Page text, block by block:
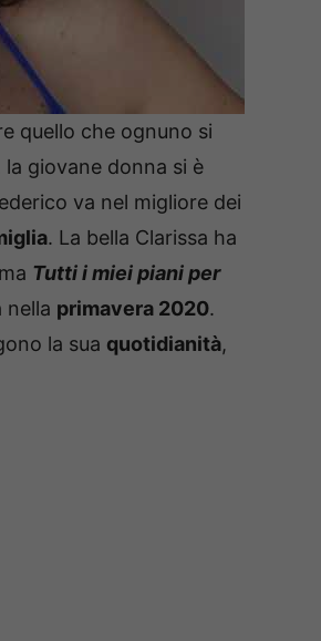
quello che ognuno si
giovane donna si è
va nel migliore dei
. La bella Clarissa ha
Tutti i miei piani per
nella primavera 2020.
la sua quotidianità,